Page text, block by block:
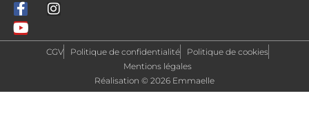
Réalisation © 2026 Emmaelle
CGV Politique de confidentialité
Politique de cookies
Mentions légales